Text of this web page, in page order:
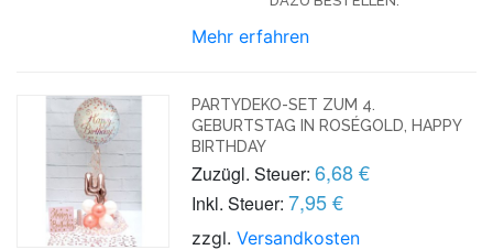
Mehr erfahren
PARTYDEKO-SET ZUM 4.
GEBURTSTAG IN ROSÉGOLD, HAPPY
BIRTHDAY
Zuzügl. Steuer: 6,68 €
Inkl. Steuer: 7,95 €
zzgl.Versandkosten